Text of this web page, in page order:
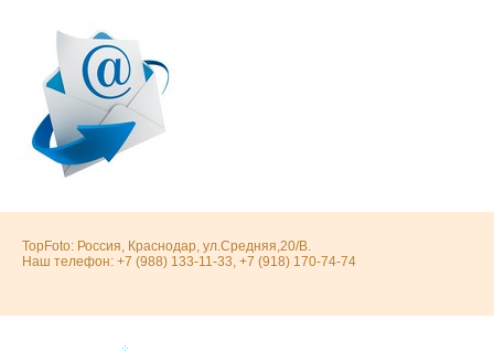
TopFoto: Россия, Краснодар, ул.Средняя,20/В.
Наш телефон: +7 (988) 133-11-33, +7 (918) 170-74-74